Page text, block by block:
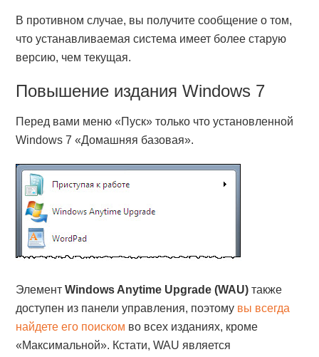
В противном случае, вы получите сообщение о том,
что устанавливаемая система имеет более старую
версию, чем текущая.
Повышение издания Windows 7
Перед вами меню «Пуск» только что установленной
Windows 7 «Домашняя базовая».
ЭлементWindows Anytime Upgrade (WAU) также
доступен из панели управления, поэтому вы всегда
найдете его поиском во всех изданиях, кроме
«Максимальной». Кстати, WAU является